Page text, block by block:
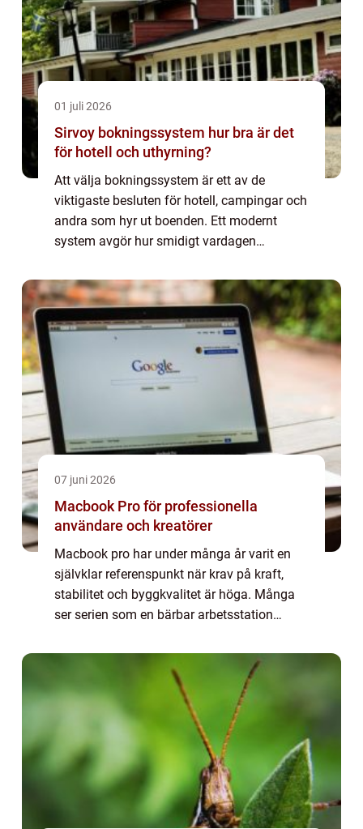
01 juli 2026
Sirvoy bokningssystem hur bra är det
för hotell och uthyrning?
Att välja bokningssystem är ett av de
viktigaste besluten för hotell, campingar och
andra som hyr ut boenden. Ett modernt
system avgör hur smidigt vardagen
hur nöjda gästerna blir. Många tittar på
sirvoy bokn...
07 juni 2026
Macbook Pro för professionella
användare och kreatörer
Macbook pro har under många år varit en
självklar referenspunkt när krav på kraft,
stabilitet och byggkvalitet är höga. Många
ser serien som en bärbar arbetsstation